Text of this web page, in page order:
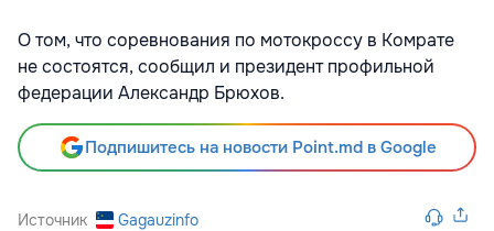
О том, что соревнования по мотокроссу в Комрате
не состоятся, сообщил и президент профильной
федерации Александр Брюхов.
Подпишитесь на новости Point.md в Google
Источник Gagauzinfo